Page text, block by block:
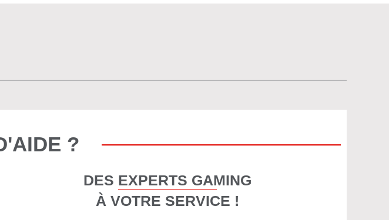
?
DES EXPERTS GAMING
À VOTRE SERVICE !